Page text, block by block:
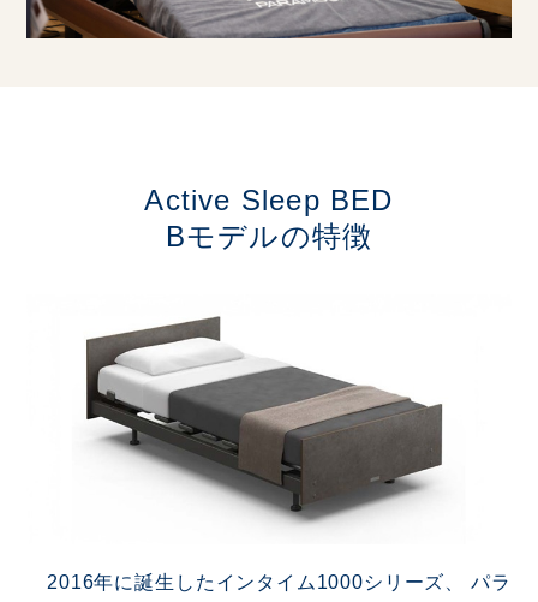
Active Sleep BED
Bモデルの特徴
2016年に誕生したインタイム1000シリーズ、
パラ